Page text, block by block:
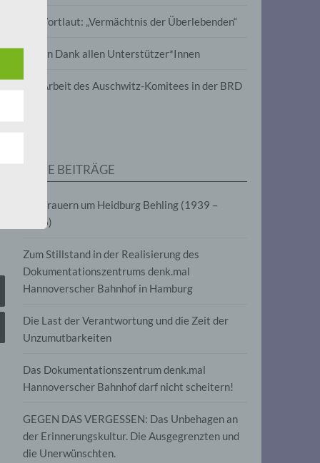
Im Wortlaut: „Vermächtnis der Überlebenden“
Vielen Dank allen Unterstützer*Innen
Zur Arbeit des Auschwitz-Komitees in der BRD
NEUE BEITRÄGE
Wir trauern um Heidburg Behling (1939 –
2026)
Zum Stillstand in der Realisierung des
Dokumentationszentrums denk.mal
Hannoverscher Bahnhof in Hamburg
Die Last der Verantwortung und die Zeit der
Unzumutbarkeiten
Das Dokumentationszentrum denk.mal
Hannoverscher Bahnhof darf nicht scheitern!
GEGEN DAS VERGESSEN: Das Unbehagen an
der Erinnerungskultur. Die Ausgegrenzten und
die Unerwünschten.